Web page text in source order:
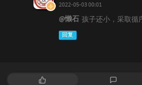
2022-05-03 00:01
@懒石 孩子还小，采取循
回复
热